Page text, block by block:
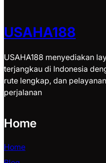
USAHA188
USAHA188 menyediakan
terjangkau di Indonesia
rute lengkap, dan
perjalanan
Home
Home